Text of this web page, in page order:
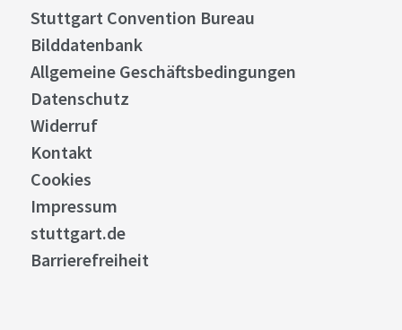
Stuttgart Convention Bureau
Bilddatenbank
Allgemeine Geschäftsbedingungen
Datenschutz
Widerruf
Kontakt
Cookies
Impressum
stuttgart.de
Barrierefreiheit